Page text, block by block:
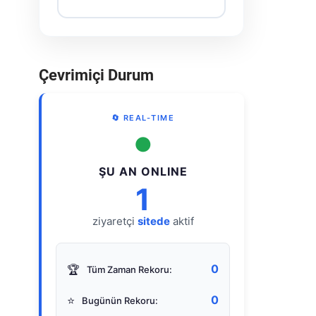
Çevrimiçi Durum
🔄 REAL-TIME
●
ŞU AN ONLINE
1
ziyaretçi sitedeaktif
🏆 Tüm Zaman Rekoru: 0
⭐ Bugünün Rekoru: 0